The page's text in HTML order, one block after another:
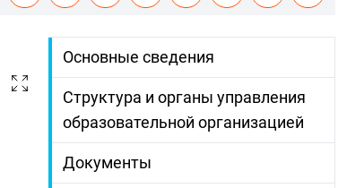
Основные сведения
Структура и органы управления
образовательной организацией
Документы